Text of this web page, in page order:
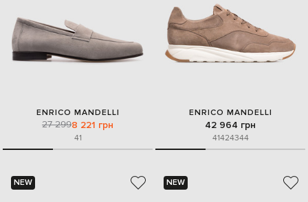
ENRICO MANDELLI
27 2998 221 грн
41
ENRICO MANDELLI
42 964 грн
41424344
NEW NEW